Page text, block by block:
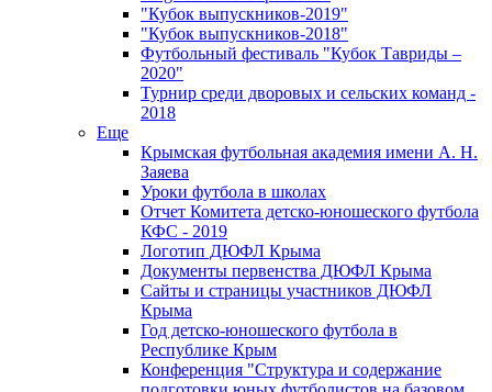
"Кубок выпускников-2019"
"Кубок выпускников-2018"
Футбольный фестиваль "Кубок Тавриды –
2020"
Турнир среди дворовых и сельских команд -
2018
Еще
Крымская футбольная академия имени А. Н.
Заяева
Уроки футбола в школах
Отчет Комитета детско-юношеского футбола
КФС - 2019
Логотип ДЮФЛ Крыма
Документы первенства ДЮФЛ Крыма
Сайты и страницы участников ДЮФЛ
Крыма
Год детско-юношеского футбола в
Республике Крым
Конференция "Структура и содержание